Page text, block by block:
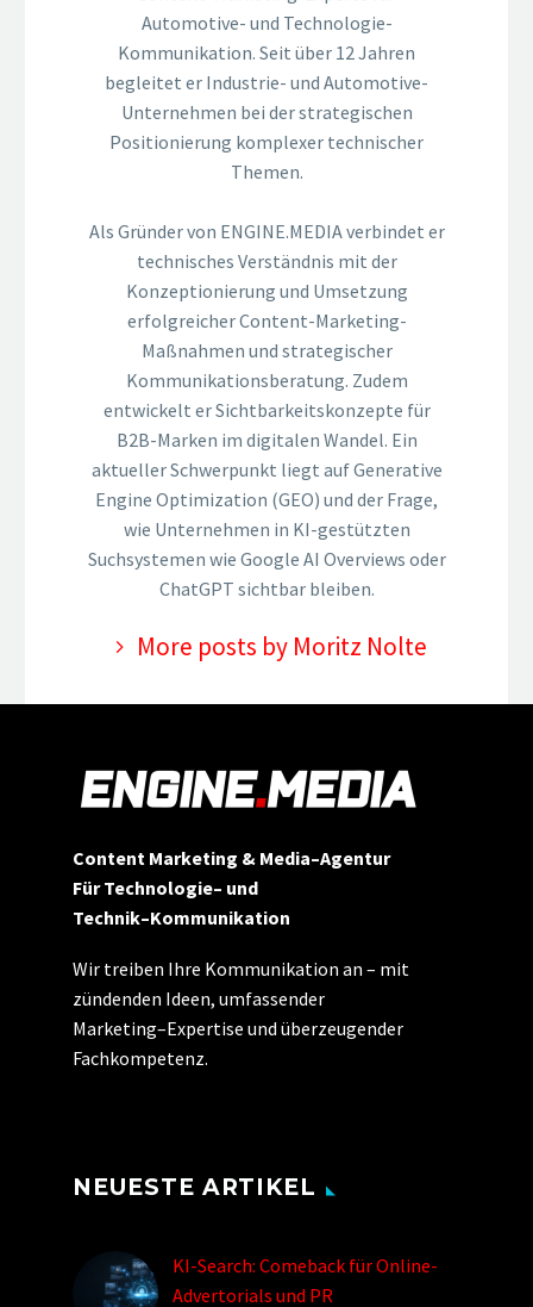
Automotive- und Technologie-
Kommunikation. Seit über 12 Jahren
begleitet er Industrie- und Automotive-
Unternehmen bei der strategischen
Positionierung komplexer technischer
Themen.
Als Gründer von ENGINE.MEDIA verbindet er
technisches Verständnis mit der
Konzeptionierung und Umsetzung
erfolgreicher Content-Marketing-
Maßnahmen und strategischer
Kommunikationsberatung. Zudem
entwickelt er Sichtbarkeitskonzepte für
B2B-Marken im digitalen Wandel. Ein
aktueller Schwerpunkt liegt auf Generative
Engine Optimization (GEO) und der Frage,
wie Unternehmen in KI-gestützten
Suchsystemen wie Google AI Overviews oder
ChatGPT sichtbar bleiben.
More posts by Moritz Nolte
Content Marketing & Media–Agentur
Für Technologie– und
Technik–Kommunikation
Wir treiben Ihre Kommunikation an – mit
zündenden Ideen, umfassender
Marketing–Expertise und überzeugender
Fachkompetenz.
NEUESTE ARTIKEL
KI-Search: Comeback für Online-
Advertorials und PR